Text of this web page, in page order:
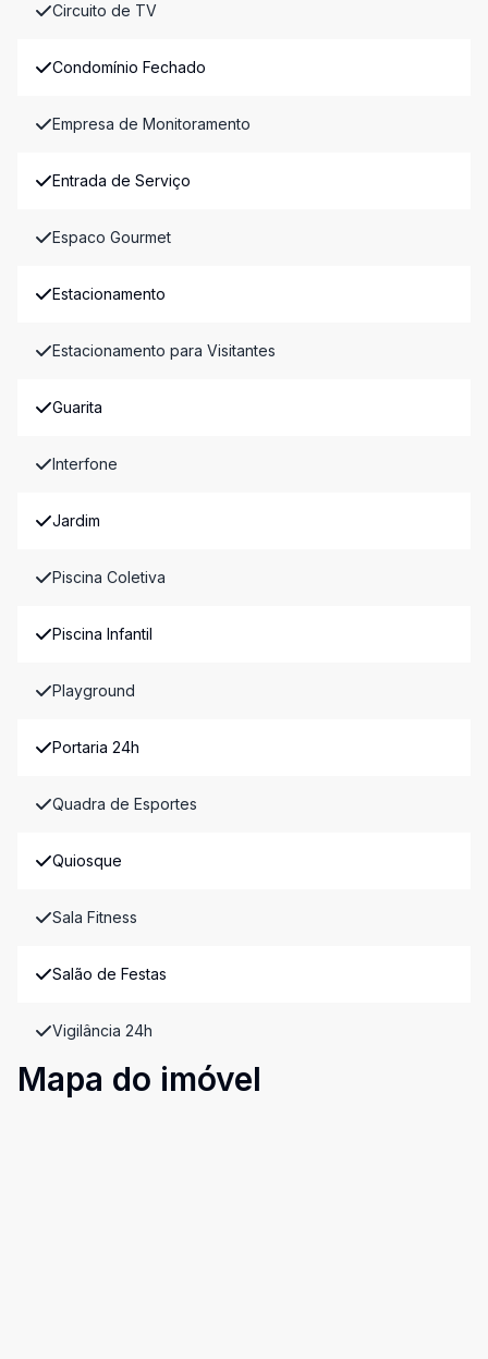
Circuito de TV
Condomínio Fechado
Empresa de Monitoramento
Entrada de Serviço
Espaco Gourmet
Estacionamento
Estacionamento para Visitantes
Guarita
Interfone
Jardim
Piscina Coletiva
Piscina Infantil
Playground
Portaria 24h
Quadra de Esportes
Quiosque
Sala Fitness
Salão de Festas
Vigilância 24h
Mapa do imóvel